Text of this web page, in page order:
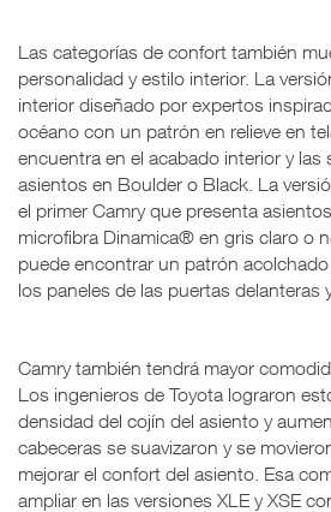
Las categorías de confort también
personalidad y estilo interior. La
interior diseñado por expertos
océano con un patrón en relieve en
encuentra en el acabado interior y las
asientos en Boulder o Black. La
el primer Camry que presenta
microfibra Dinamica® en gris claro o
puede encontrar un patrón
los paneles de las puertas delanteras
Camry también tendrá mayor
Los ingenieros de Toyota lograron
densidad del cojín del asiento y
cabeceras se suavizaron y se
mejorar el confort del asiento. Esa
ampliar en las versiones XLE y XSE